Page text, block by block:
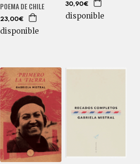
POEMA DE CHILE
23,00€
disponible
30,90€
disponible